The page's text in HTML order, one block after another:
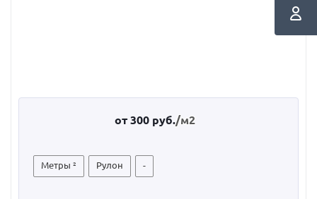
от300 руб./м2
Метры ² Рулон -